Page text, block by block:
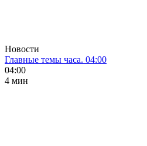
Новости
Главные темы часа. 04:00
04:00
4 мин